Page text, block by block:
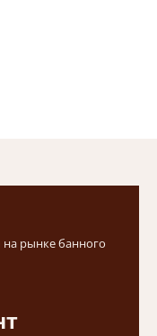
на рынке банного